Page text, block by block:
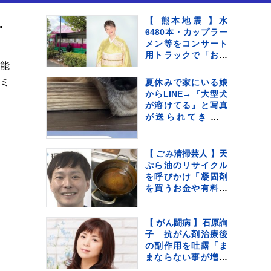
期的な構想
【 熊本地震 】水
6480本・カップラー
メン等をコンサート
用トラックで「お気
付きトラックにため
らいも〝自分のこと
を言ってる場合では
ない〟
夏休みで家にいる娘
からLINE→『大型犬
が溶けてる』と写真
が送られてきてい
ぷたぷで草」「無防
備ｗｗ」
【 ごみ清掃芸人 】天
ぷら油のリサイクル
を呼びかけ「凝固剤
を買うお金や有料袋
にも繋がります
よ！」【マシンガン
ズ滝沢】
【 がん闘病 】石原詢
子 抗がん剤治療後
の副作用を吐露「ま
まならない事が増え